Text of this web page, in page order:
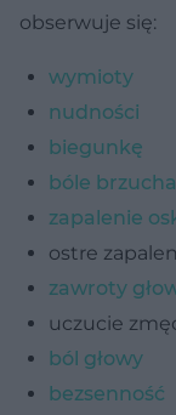
obserwuje się:
wymioty
nudności
biegunkę
bóle brzucha
zapalenie
ostre
zawroty
uczucie
ból głowy
bezsenność